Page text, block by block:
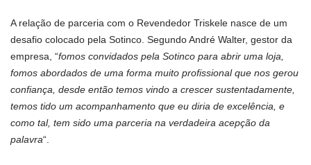
A relação de parceria com o Revendedor Triskele nasce de um
desafio colocado pela Sotinco. Segundo André Walter, gestor da
empresa, “fomos convidados pela Sotinco para abrir uma loja,
fomos abordados de uma forma muito profissional que nos gerou
confiança, desde então temos vindo a crescer sustentadamente,
temos tido um acompanhamento que eu diria de excelência, e
como tal, tem sido uma parceria na verdadeira acepção da
palavra“.